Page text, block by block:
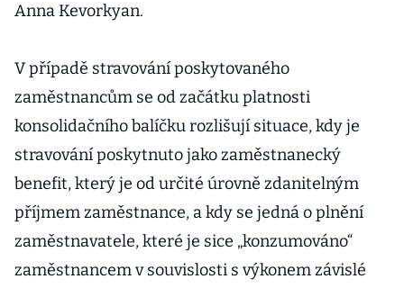
Anna Kevorkyan.
V případě stravování poskytovaného
zaměstnancům se od začátku platnosti
konsolidačního balíčku rozlišují situace, kdy je
stravování poskytnuto jako zaměstnanecký
benefit, který je od určité úrovně zdanitelným
příjmem zaměstnance, a kdy se jedná o plnění
zaměstnavatele, které je sice „konzumováno“
zaměstnancem v souvislosti s výkonem závislé